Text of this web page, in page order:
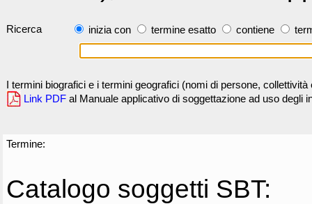
Ricerca inizia con termine esatto contiene
I termini biografici e i termini geografici (nomi di persone,
Link PDF al Manuale applicativo di soggettazione ad uso degli
Termine:
Catalogo soggetti SBT: